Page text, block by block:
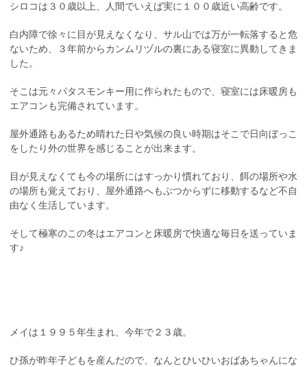
シロコは３０歳以上、人間でいえば実に１００歳近い高齢です。
白内障で徐々に目が見えなくなり、サル山では万が一転落すると危
ないため、３年前からカンムリヅルの裏にある寝室に異動してきま
した。
そこは元々パタスモンキー用に作られたもので、寝室には床暖房も
エアコンも完備されています。
屋外通路もあるため晴れた日や気候の良い時期はそこで日向ぼっこ
をしたり外の世界を感じることが出来ます。
目が見えなくても今の場所にはすっかり慣れており、餌の場所や水
の場所も覚えており、屋外通路へもぶつからずに移動するなど不自
由なく生活しています。
そして極寒のこの冬はエアコンと床暖房で快適な毎日を送っていま
す♪
メイは１９９５年生まれ、今年で２３歳。
ひ孫が昨年子どもを産んだので、なんとひいひいおばあちゃんにな